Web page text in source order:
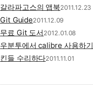
갈라파고스의 앱북2011.12.23
Git Guide2011.12.09
무료 Git 도서 2012.01.08
우분투에서 calibre 사용하기
킨들 수리하다2011.11.01